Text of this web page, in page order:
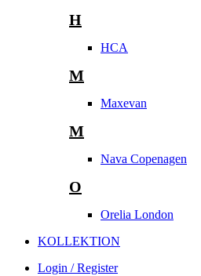
H
HCA
M
Maxevan
M
Nava Copenagen
O
Orelia London
KOLLEKTION
Login / Register